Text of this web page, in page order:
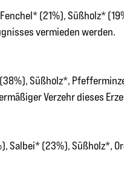
(21%), Süßholz*
vermieden werden.
Süßholz*,
Verzehr dieses
Salbei* (23%), Süßholz*,